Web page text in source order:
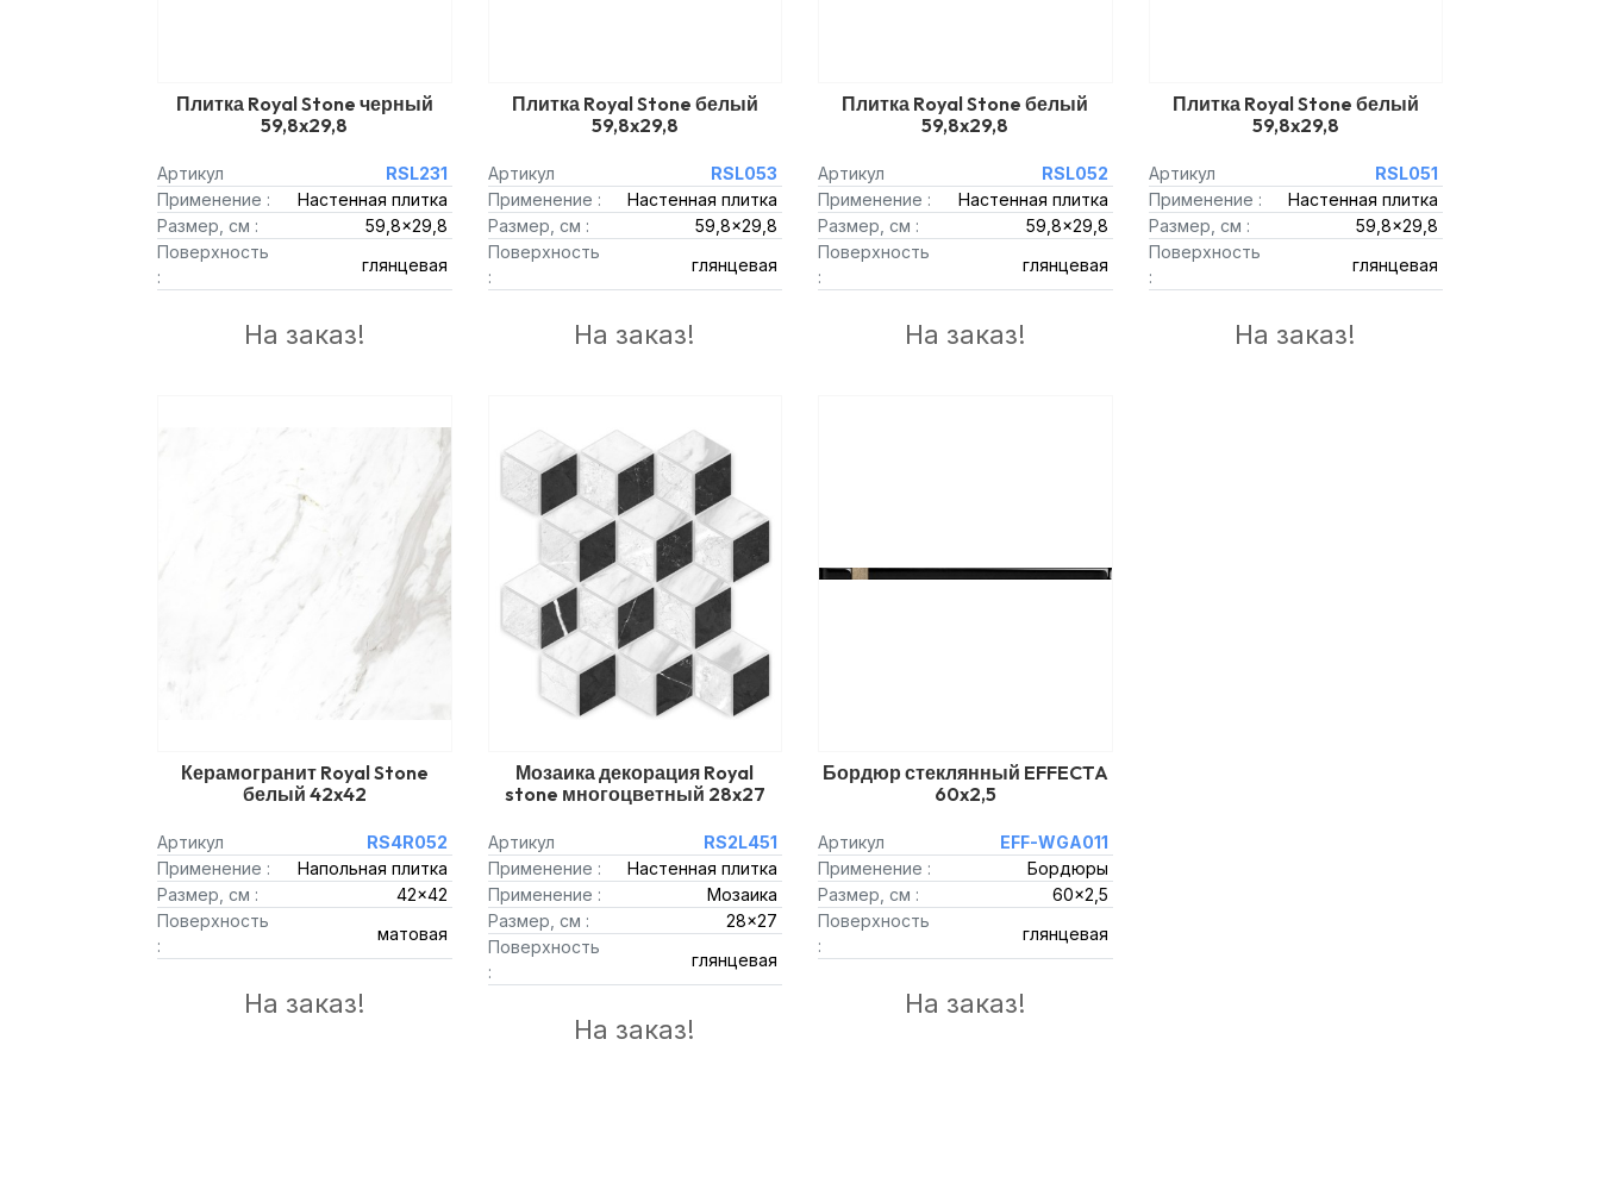
Плитка Royal Stone черный
59,8x29,8
Артикул
RSL231
Применение :
Настенная плитка
Размер, см :
59,8x29,8
Поверхность
:
глянцевая
На заказ!
Плитка Royal Stone белый
59,8x29,8
Артикул
RSL053
Применение :
Настенная плитка
Размер, см :
59,8x29,8
Поверхность
:
глянцевая
На заказ!
Плитка Royal Stone белый
59,8x29,8
Артикул
RSL052
Применение :
Настенная плитка
Размер, см :
59,8x29,8
Поверхность
:
глянцевая
На заказ!
Плитка Royal Stone белый
59,8x29,8
Артикул
RSL051
Применение :
Настенная плитка
Размер, см :
59,8x29,8
Поверхность
:
глянцевая
На заказ!
Керамогранит Royal Stone
белый 42x42
Артикул
RS4R052
Применение :
Напольная плитка
Размер, см :
42x42
Поверхность
:
матовая
На заказ!
Мозаика декорация Royal
stone многоцветный 28x27
Артикул
RS2L451
Применение :
Настенная плитка
Применение :
Мозаика
Размер, см :
28x27
Поверхность
:
глянцевая
На заказ!
Бордюр стеклянный EFFECTA
60x2,5
Артикул
EFF-WGA011
Применение :
Бордюры
Размер, см :
60x2,5
Поверхность
:
глянцевая
На заказ!